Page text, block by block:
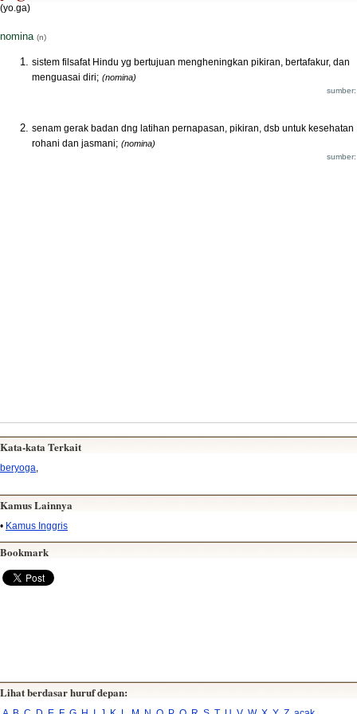
(yo.ga)
nomina (n)
sistem filsafat Hindu yg bertujuan mengheningkan pikiran, bertafakur, dan
menguasai diri; (nomina)
senam gerak badan dng latihan pernapasan, pikiran, dsb untuk kesehatan
rohani dan jasmani; (nomina)
Kata-kata Terkait
beryoga
Kamus Lainnya
• Kamus Inggris
Bookmark
Lihat berdasar huruf depan: